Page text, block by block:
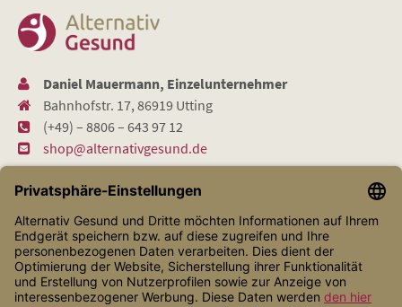
Daniel Mauermann, Einzelunternehmer
Bahnhofstr. 17, 86919 Utting
(+49) – 8806 – 643 97 12
shop@alternativgesund.de
Shop Service